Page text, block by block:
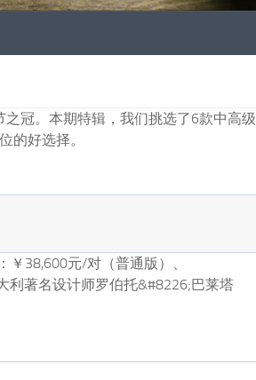
冠。本期特辑，我们挑选了6款中高级
的好选择。
￥38,600元/对（普通版）、
利著名设计师罗伯托&#8226;巴莱塔